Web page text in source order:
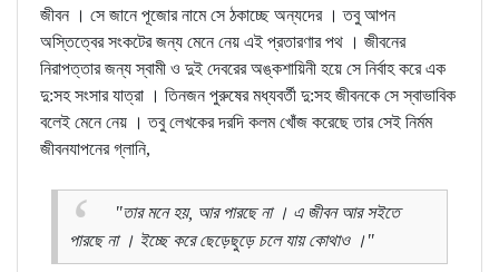
জীবন । সে জানে পূজোর নামে সে ঠকাচ্ছে অন্যদের । তবু আপন
অস্তিত্বের সংকটের জন্য মেনে নেয় এই প্রতারণার পথ । জীবনের
নিরাপত্তার জন্য স্বামী ও দুই দেবরের অঙ্কশায়িনী হয়ে সে নির্বাহ করে এক
দু:সহ সংসার যাত্রা । তিনজন পুরুষের মধ্যবর্তী দু:সহ জীবনকে সে স্বাভাবিক
বলেই মেনে নেয় । তবু লেখকের দরদি কলম খোঁজ করেছে তার সেই নির্মম
জীবনযাপনের গ্লানি,
"তার মনে হয়, আর পারছে না । এ জীবন আর সইতে
পারছে না । ইচ্ছে করে ছেড়েছুড়ে চলে যায় কোথাও ।"